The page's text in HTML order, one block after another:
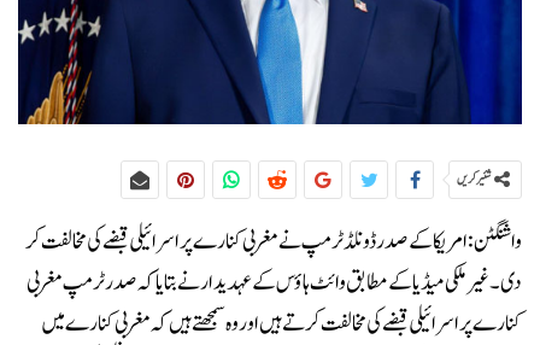
شئیر کریں
واشنگٹن:امریکا کے صدر ڈونلڈ ٹرمپ نے مغربی کنارے پر اسرائیلی قبضے کی مخالفت کر
دی۔غیر ملکی میڈیا کے مطابق وائٹ ہاؤس کے عہدیدار نے بتایا کہ صدر ٹرمپ مغربی
کنارے پر اسرائیلی قبضے کی مخالفت کرتے ہیں اور وہ سمجھتے ہیں کہ مغربی کنارے میں